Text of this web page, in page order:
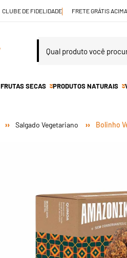
CLUBE DE FIDELIDADE FRETE GRÁTIS
FRUTAS SECAS PRODUTOS NATURAIS
Salgado Vegetariano Bolinho